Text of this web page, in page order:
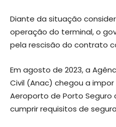
Diante da situação
operação do terminal, o
pela rescisão do contrato
Em agosto de 2023, a
Civil (Anac) chegou a
Aeroporto de Porto
cumprir requisitos de